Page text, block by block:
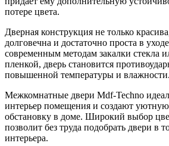
потере цвета.
Дверная конструкция не только
долговечна и достаточно проста в
современным методам закалки стекла
пленкой, дверь становится
повышенной температуры и влажности.
Межкомнатные двери Mdf-Techno
интерьер помещения и создают
обстановку в доме. Широкий выбор
позволит без труда подобрать двери в
интерьера.